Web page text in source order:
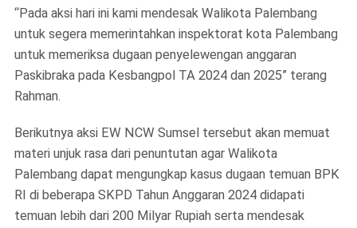
“Pada aksi hari ini kami mendesak Walikota Palembang
untuk segera memerintahkan inspektorat kota Palembang
untuk memeriksa dugaan penyelewengan anggaran
Paskibraka pada Kesbangpol TA 2024 dan 2025” terang
Rahman.
Berikutnya aksi EW NCW Sumsel tersebut akan memuat
materi unjuk rasa dari penuntutan agar Walikota
Palembang dapat mengungkap kasus dugaan temuan BPK
RI di beberapa SKPD Tahun Anggaran 2024 didapati
temuan lebih dari 200 Milyar Rupiah serta mendesak